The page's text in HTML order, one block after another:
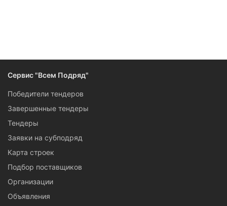
Сервис "Всем Подряд"
Победители тендеров
Завершенные тендеры
Тендеры
Заявки на субподряд
Карта строек
Подбор поставщиков
Организации
Объявления